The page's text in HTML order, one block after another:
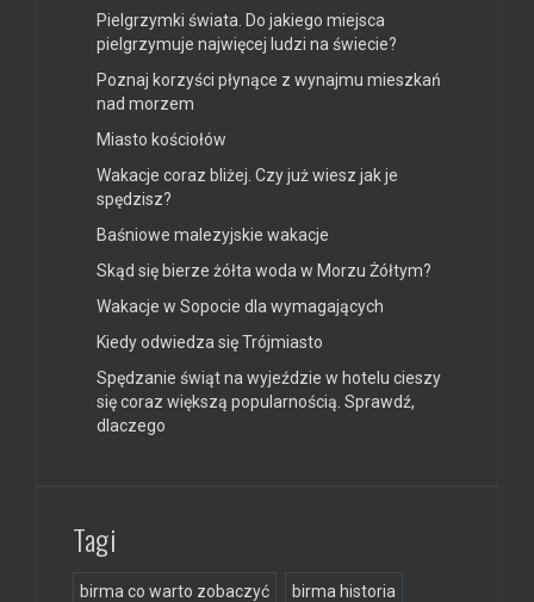
Pielgrzymki świata. Do jakiego miejsca
pielgrzymuje najwięcej ludzi na świecie?
Poznaj korzyści płynące z wynajmu mieszkań
nad morzem
Miasto kościołów
Wakacje coraz bliżej. Czy już wiesz jak je
spędzisz?
Baśniowe malezyjskie wakacje
Skąd się bierze żółta woda w Morzu Żółtym?
Wakacje w Sopocie dla wymagających
Kiedy odwiedza się Trójmiasto
Spędzanie świąt na wyjeździe w hotelu cieszy
się coraz większą popularnością. Sprawdź,
dlaczego
Tagi
birma co warto zobaczyć birma historia